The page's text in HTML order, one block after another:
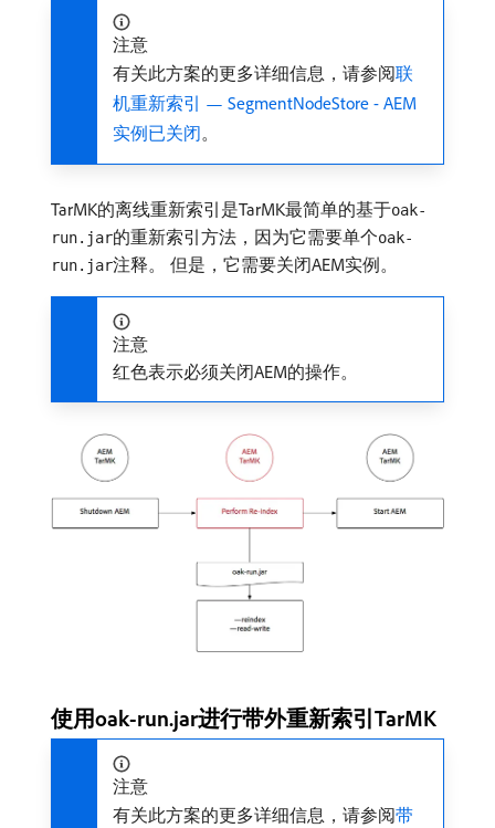
注意
有关此方案的更多详细信息，请参阅联
机重新索引 — SegmentNodeStore - AEM
实例已关闭。
TarMK的离线重新索引是TarMK最简单的基于oak-
run.jar的重新索引方法，因为它需要单个oak-
run.jar注释。 但是，它需要关闭AEM实例。
注意
红色表示必须关闭AEM的操作。
使用oak-run.jar进行带外重新索引TarMK
注意
有关此方案的更多详细信息，请参阅带